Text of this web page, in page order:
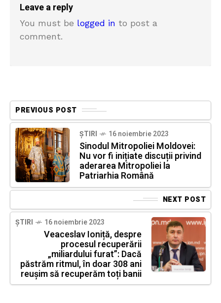
Leave a reply
You must be logged in to post a
comment.
PREVIOUS POST
ȘTIRI 16 noiembrie 2023
Sinodul Mitropoliei Moldovei:
Nu vor fi inițiate discuții privind
aderarea Mitropoliei la
Patriarhia Română
NEXT POST
ȘTIRI 16 noiembrie 2023
Veaceslav Ioniță, despre
procesul recuperării
„miliardului furat”: Dacă
păstrăm ritmul, în doar 308 ani
reușim să recuperăm toți banii